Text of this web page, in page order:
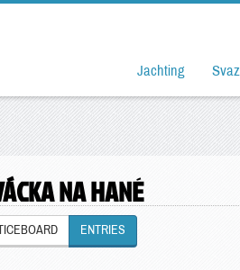
Jachting Svaz
NA HANÉ
ENTRIES